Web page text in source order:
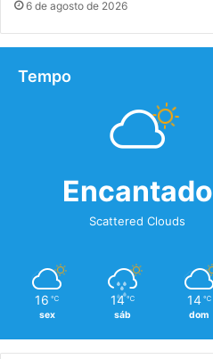
6 de agosto de 2026
Tempo
Encantado
Scattered Clouds
16 ℃
sex
14 ℃
sáb
14 ℃
dom